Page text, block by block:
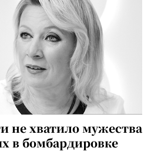
не хватило мужества
в бомбардировке